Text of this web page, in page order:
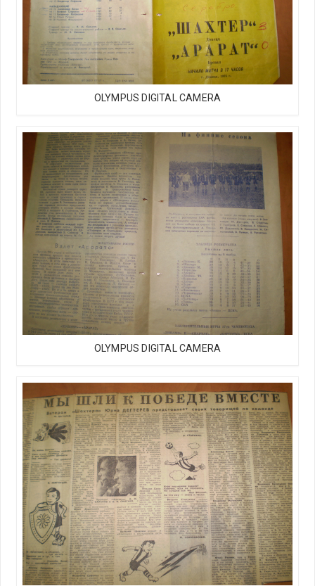
OLYMPUS DIGITAL CAMERA
OLYMPUS DIGITAL CAMERA